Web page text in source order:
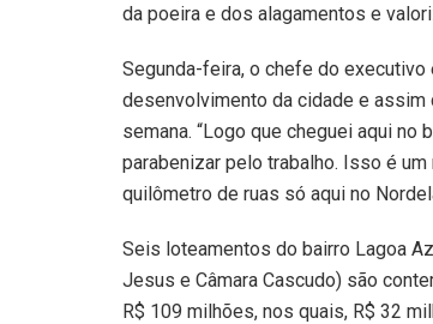
da poeira e dos alagamentos e
Segunda-feira, o chefe do
desenvolvimento da cidade e
semana. “Logo que cheguei aqui
parabenizar pelo trabalho. Isso é
quilômetro de ruas só aqui no
Seis loteamentos do bairro Lagoa
Jesus e Câmara Cascudo) são
R$ 109 milhões, nos quais, R$ 32